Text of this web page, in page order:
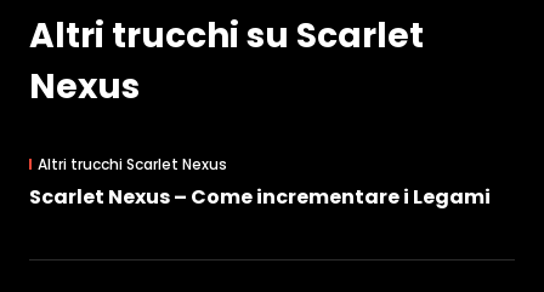
Altri trucchi su Scarlet
Nexus
Altri trucchi Scarlet Nexus
Scarlet Nexus – Come incrementare i Legami